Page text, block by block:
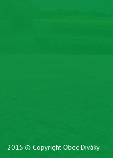
2015 © Copyright Obec Diváky